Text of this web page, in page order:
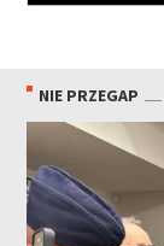
NIE PRZEGAP